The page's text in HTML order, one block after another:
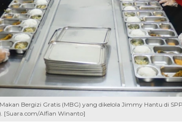
Bergizi Gratis (MBG) yang dikelola Jimmy Hantu di
[Suara.com/Alfian Winanto]